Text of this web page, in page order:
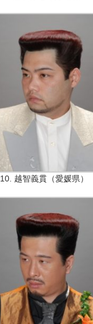
10. 越智義貫（愛媛県）